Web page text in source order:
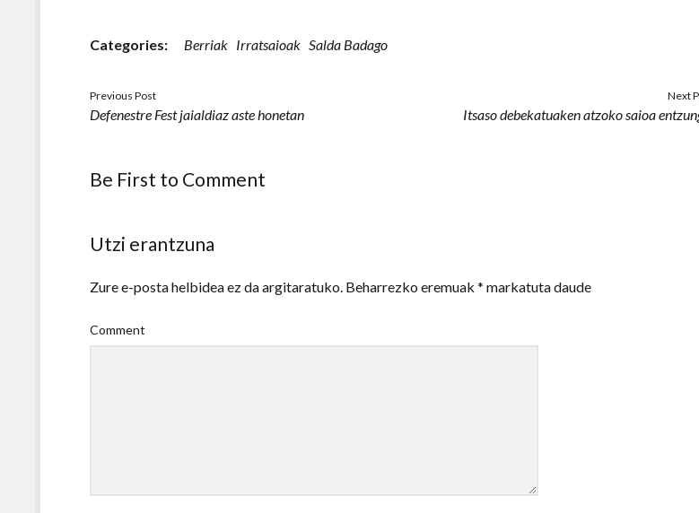
Categories: Berriak Irratsaioak Salda Badago
Previous Post
Defenestre Fest jaialdiaz aste honetan
Next
Itsaso debekatuaken atzoko saioa
Be First to Comment
Utzi erantzuna
Zure e-posta helbidea ez da argitaratuko. Beharrezko eremuak* markatuta daude
Comment